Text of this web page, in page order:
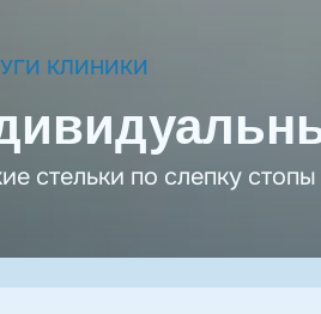
стельки по слепку
КЛИНИКИ